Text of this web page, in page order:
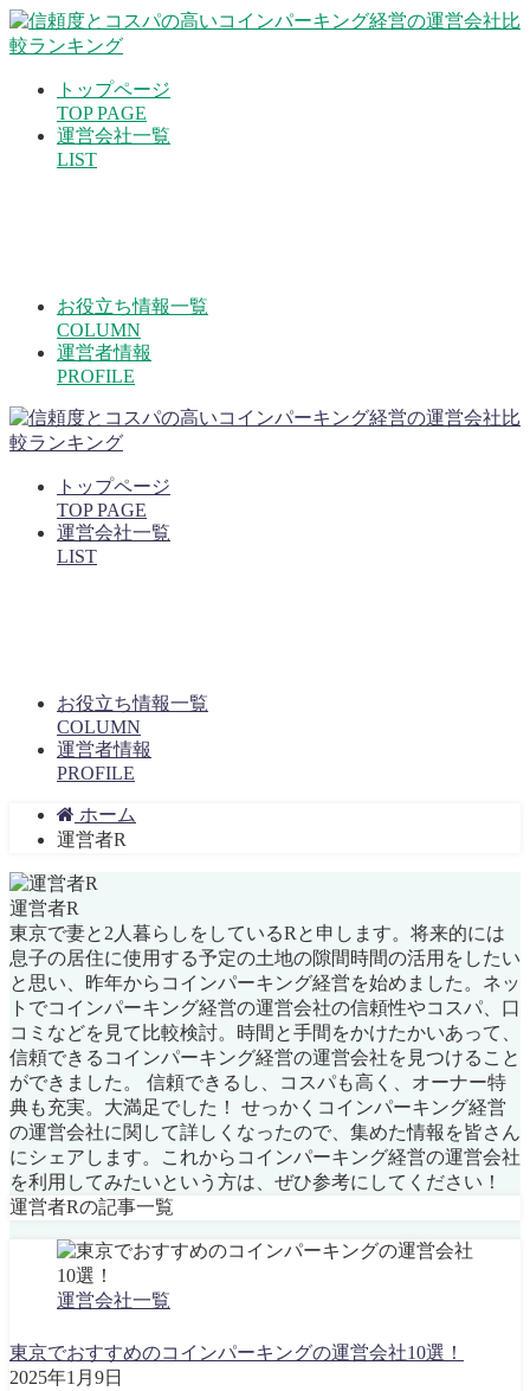
トップページ
TOP PAGE
運営会社一覧
LIST
お役立ち情報一覧
COLUMN
運営者情報
PROFILE
トップページ
TOP PAGE
運営会社一覧
LIST
お役立ち情報一覧
COLUMN
運営者情報
PROFILE
ホーム
運営者R
運営者R
東京で妻と2人暮らしをしているRと申します。将来的には
息子の居住に使用する予定の土地の隙間時間の活用をしたい
と思い、昨年からコインパーキング経営を始めました。ネッ
トでコインパーキング経営の運営会社の信頼性やコスパ、口
コミなどを見て比較検討。時間と手間をかけたかいあって、
信頼できるコインパーキング経営の運営会社を見つけること
ができました。 信頼できるし、コスパも高く、オーナー特
典も充実。大満足でした！ せっかくコインパーキング経営
の運営会社に関して詳しくなったので、集めた情報を皆さん
にシェアします。これからコインパーキング経営の運営会社
を利用してみたいという方は、ぜひ参考にしてください！
運営者Rの記事一覧
運営会社一覧
東京でおすすめのコインパーキングの運営会社10選！
2025年1月9日